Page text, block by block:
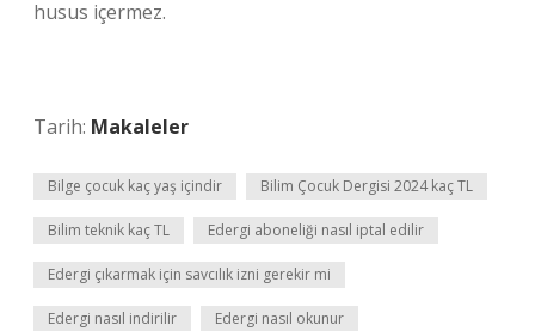
husus içermez.
Tarih: Makaleler
Bilge çocuk kaç yaş içindir Bilim Çocuk Dergisi 2024 kaç TL
Bilim teknik kaç TL Edergi aboneliği nasıl iptal edilir
Edergi çıkarmak için savcılık izni gerekir mi
Edergi nasıl indirilir Edergi nasıl okunur